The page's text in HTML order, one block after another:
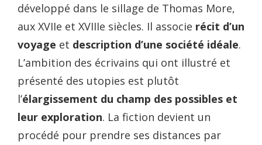
développé dans le sillage de Thomas More,
aux XVIIe et XVIIIe siècles. Il associe récit d’un
voyage et description d’une société idéale.
L’ambition des écrivains qui ont illustré et
présenté des utopies est plutôt
l’élargissement du champ des possibles et
leur exploration. La fiction devient un
procédé pour prendre ses distances par